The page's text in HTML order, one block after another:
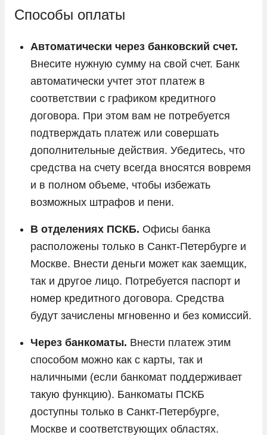
Способы оплаты
Автоматически через банковский счет.
Внесите нужную сумму на свой счет. Банк
автоматически учтет этот платеж в
соответствии с графиком кредитного
договора. При этом вам не потребуется
подтверждать платеж или совершать
дополнительные действия. Убедитесь, что
средства на счету всегда вносятся вовремя
и в полном объеме, чтобы избежать
возможных штрафов и пени.
В отделениях ПСКБ. Офисы банка
расположены только в Санкт-Петербурге и
Москве. Внести деньги может как заемщик,
так и другое лицо. Потребуется паспорт и
номер кредитного договора. Средства
будут зачислены мгновенно и без комиссий.
Через банкоматы. Внести платеж этим
способом можно как с карты, так и
наличными (если банкомат поддерживает
такую функцию). Банкоматы ПСКБ
доступны только в Санкт-Петербурге,
Москве и соответствующих областях.